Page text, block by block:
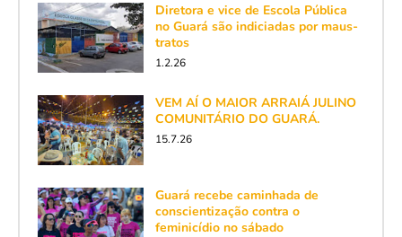
Diretora e vice de Escola Pública
no Guará são indiciadas por maus-
tratos
1.2.26
VEM AÍ O MAIOR ARRAIÁ JULINO
COMUNITÁRIO DO GUARÁ.
15.7.26
Guará recebe caminhada de
conscientização contra o
feminicídio no sábado